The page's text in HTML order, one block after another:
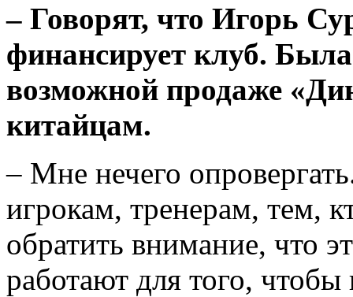
– Говорят, что Игорь
финансирует клуб.
возможной продаже
китайцам.
– Мне нечего
игрокам, тренерам, тем,
обратить внимание, что
работают для того,